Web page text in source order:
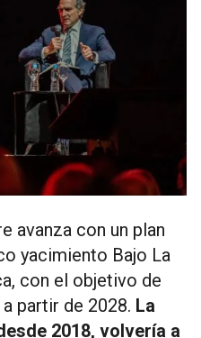
avanza con un plan
yacimiento Bajo La
con el objetivo de
partir de 2028. La
2018, volvería a